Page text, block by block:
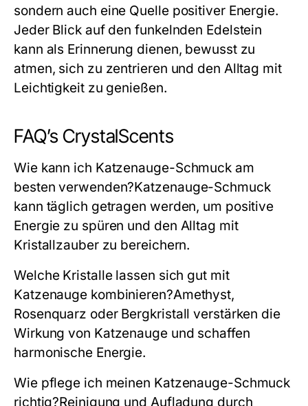
sondern auch eine Quelle positiver Energie.
Jeder Blick auf den funkelnden Edelstein
kann als Erinnerung dienen, bewusst zu
atmen, sich zu zentrieren und den Alltag mit
Leichtigkeit zu genießen.
FAQ’s CrystalScents
Wie kann ich Katzenauge-Schmuck am
besten verwenden?Katzenauge-Schmuck
kann täglich getragen werden, um positive
Energie zu spüren und den Alltag mit
Kristallzauber zu bereichern.
Welche Kristalle lassen sich gut mit
Katzenauge kombinieren?Amethyst,
Rosenquarz oder Bergkristall verstärken die
Wirkung von Katzenauge und schaffen
harmonische Energie.
Wie pflege ich meinen Katzenauge-Schmuck
richtig?Reinigung und Aufladung durch